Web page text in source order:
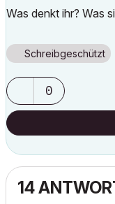
Was denkt ihr? Was
Schreibgeschützt
0
14